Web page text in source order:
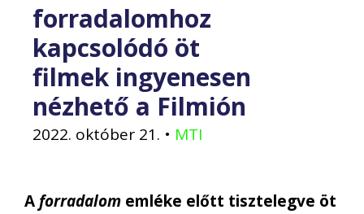
forradalomhoz
kapcsolódó öt
filmek ingyenesen
nézhető a Filmión
2022. október 21. • MTI
A forradalom emléke előtt tisztelegve öt